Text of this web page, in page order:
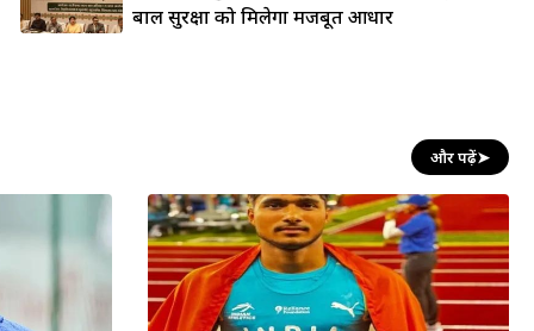
बाल सुरक्षा को मिलेगा मजबूत आधार
और पढ़ें➤